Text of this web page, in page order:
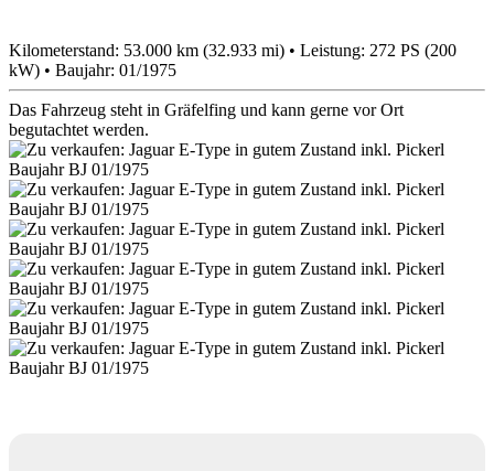
Kilometerstand: 53.000 km (32.933 mi) • Leistung: 272 PS (200
kW) • Baujahr: 01/1975
Das Fahrzeug steht in Gräfelfing und kann gerne vor Ort
begutachtet werden.